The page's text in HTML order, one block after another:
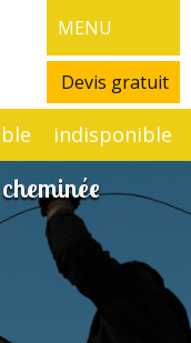
MENU
Devis gratuit
indisponible